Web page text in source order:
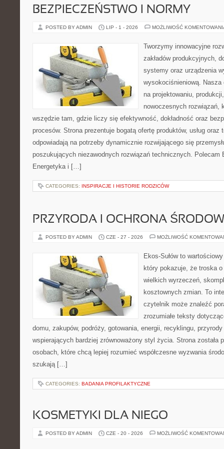
BEZPIECZEŃSTWO I NORMY
POSTED BY ADMIN LIP - 1 - 2026 MOŻLIWOŚĆ
Tworzymy innowacyjne
zakładów produkcyjnych,
systemy oraz urządzenia
wysokociśnieniową. Nasza
na projektowaniu,
nowoczesnych rozwiązań,
wszędzie tam, gdzie liczy się efektywność, dokładność oraz
procesów. Strona prezentuje bogatą ofertę produktów, usług oraz
odpowiadają na potrzeby dynamicznie rozwijającego się
poszukujących niezawodnych rozwiązań technicznych. Polecam
Energetyka i […]
CATEGORIES: INSPIRACJE I HISTORIE RODZICÓW
PRZYRODA I OCHRONA
POSTED BY ADMIN CZE - 27 - 2026 MOŻLIWOŚĆ
Ekos-Sułów to
który pokazuje, że troska
wielkich wyrzeczeń,
kosztownych zmian. To
czytelnik może znaleźć
zrozumiałe teksty
domu, zakupów, podróży, gotowania, energii, recyklingu,
wspierających bardziej zrównoważony styl życia. Strona została
osobach, które chcą lepiej rozumieć współczesne wyzwania
szukają […]
CATEGORIES: BADANIA PROFILAKTYCZNE
KOSMETYKI DLA NIEGO
POSTED BY ADMIN CZE - 20 - 2026 MOŻLIWOŚĆ